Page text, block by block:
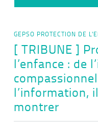
GEPSO PROTECTION DE
[ TRIBUNE ]
l’enfance : de
l’information,
montrer